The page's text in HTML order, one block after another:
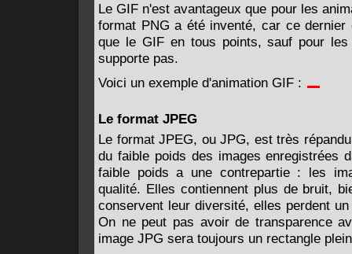
Le GIF n'est avantageux que pour les
format PNG a été inventé, car ce dernier
que le GIF en tous points, sauf pour les
supporte pas.
Voici un exemple d'animation GIF :
Le format JPEG
Le format JPEG, ou JPG, est très
du faible poids des images enregistrées
faible poids a une contrepartie : les
qualité. Elles contiennent plus de bruit,
conservent leur diversité, elles perdent
On ne peut pas avoir de transparence
image JPG sera toujours un rectangle